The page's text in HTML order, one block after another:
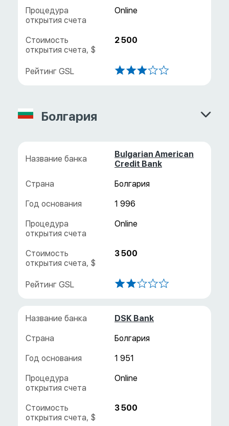
2 500
Болгария
Bulgarian American
Credit Bank
Болгария
1 996
3 500
DSK Bank
Болгария
1 951
3 500